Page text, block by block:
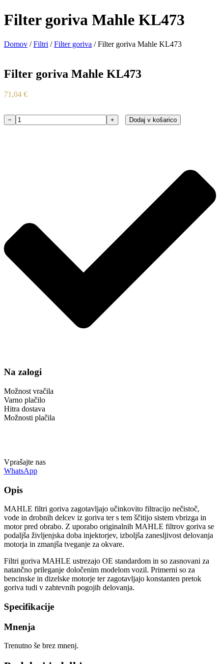
Filter goriva Mahle KL473
Domov /Filtri /Filter goriva / Filter goriva Mahle KL473
Filter goriva Mahle KL473
71,04 €
Filter
− + Dodaj v košarico
Na zalogi
Možnost vračila
Varno plačilo
Hitra dostava
Možnosti plačila
Vprašajte nas
WhatsApp
Opis
MAHLE filtri goriva zagotavljajo učinkovito filtracijo nečistoč,
vode in drobnih delcev iz goriva ter s tem ščitijo sistem vbrizga in
motor pred obrabo. Z uporabo originalnih MAHLE filtrov goriva se
podaljša življenjska doba injektorjev, izboljša zanesljivost delovanja
motorja in zmanjša tveganje za okvare.
Filtri goriva MAHLE ustrezajo OE standardom in so zasnovani za
natančno prileganje določenim modelom vozil. Primerni so za
bencinske in dizelske motorje ter zagotavljajo konstanten pretok
goriva tudi v zahtevnih pogojih delovanja.
Specifikacije
Mnenja
Trenutno še brez mnenj.